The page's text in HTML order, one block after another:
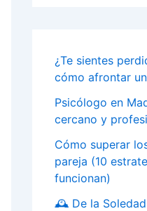
¿Te sientes
cómo afrontar
Psicólogo en
cercano y
Cómo superar
pareja (10
funcionan)
🕰️ De la Soledad